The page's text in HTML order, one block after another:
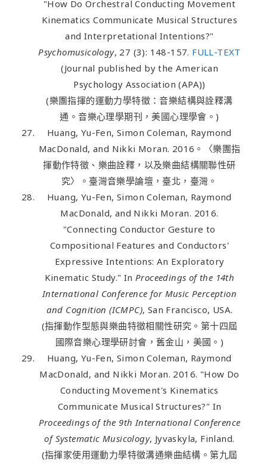
"How Do Orchestral Conducting Movement
Kinematics Communicate Musical Structures
and Interpretational Intentions?"
Psychomusicology, 27 (3): 148-157. FULL-TEXT
(Journal published by the American
Psychology Association (APA))
(樂團指揮的運動力學特徵：音樂結構與詮釋溝
通。音樂心理學期刊，美國心理學會。)
Huang, Yu-Fen, Simon Coleman, Raymond
MacDonald, and Nikki Moran. 2016。〈樂團指
揮動作特徵、樂曲詮釋，以及樂曲結構關聯性研
究〉。臺灣音樂學論壇，臺北，臺灣。
Huang, Yu-Fen, Simon Coleman, Raymond
MacDonald, and Nikki Moran. 2016.
"Connecting Conductor Gesture to
Compositional Features and Conductors'
Expressive Intentions: An Exploratory
Kinematic Study." InProceedings of the 14th
International Conference for Music Perception
and Cognition (ICMPC), San Francisco, USA.
(指揮動作型態與樂曲特徵相關性研究。第十四屆
國際音樂心理學研討會，舊金山，美國。)
Huang, Yu-Fen, Simon Coleman, Raymond
MacDonald, and Nikki Moran. 2016. "How Do
Conducting Movement's Kinematics
Communicate Musical Structures?" In
Proceedings of the 9th International Conference
of Systematic Musicology, Jyvaskyla, Finland.
(指揮家使用運動力學特徵溝通樂曲結構。第九屆